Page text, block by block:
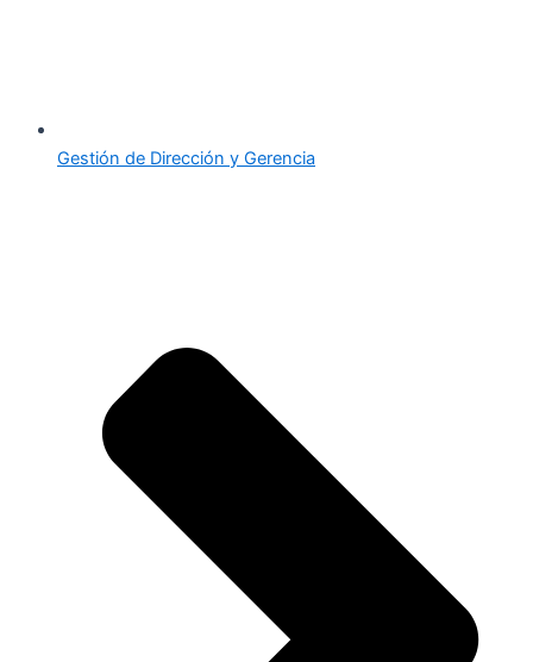
Gestión de Dirección y Gerencia